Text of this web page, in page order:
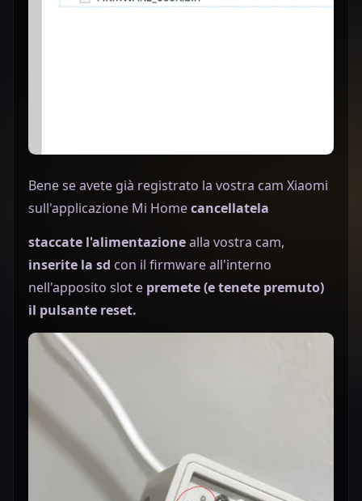
Bene se avete già registrato la vostra cam Xiaomi
sull'applicazione Mi Homecancellatela
staccate l'alimentazionealla vostra cam,
inserite la sd con il firmware all'interno
nell'apposito slot e premete (e tenete premuto)
il pulsante reset.